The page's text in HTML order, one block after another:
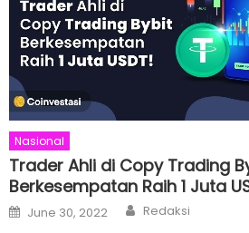
Nasional
Trader Ahli di Copy Trading
Berkesempatan Raih 1 Juta
Posted
on
June 30, 2022 Author
Redaksi